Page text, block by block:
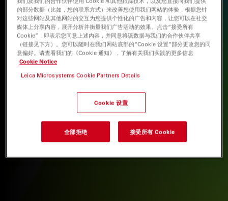
的部分数据（比如，您的联系方式）来改善您使用我们网站的体验，根据您针
对这些网站及其他网站的交互为您提供个性化的广告和内容，让您可以在社交
媒体上分享内容，展开分析并衡量我们广告活动的效果。点击“接受所有
Cookie”，即表示您同意上述内容，并同意将该数据与我们的合作伙伴共享
（链接见下方）。您可以随时在我们网站底部的“Cookie 设置”部分更改您的同
意偏好。请查看我们的《Cookie 通知》，了解有关我们实践的更多信息
Cookie Notice
Leica Microsystems Cookie Partners Details
Cookie 设置
全部拒绝 接受所有 Cookie